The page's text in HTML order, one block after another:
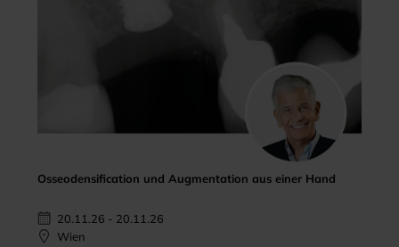
Osseodensification und Augmentation aus einer Hand
20.11.26 - 20.11.26
Wien